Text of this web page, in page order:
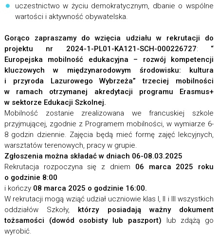
uczestnictwo w życiu demokratycznym, dbanie o wspólne
wartości i aktywność obywatelska.
Gorąco zapraszamy do wzięcia udziału w rekrutacji do
projektu nr 2024-1-PL01-KA121-SCH-000226727: “
Europejska mobilność edukacyjna – rozwój kompetencji
kluczowych w międzynarodowym środowisku: kultura
i przyroda Lazurowego Wybrzeża” trzeciej mobilności
w ramach otrzymanej akredytacji programu Erasmus+
w sektorze Edukacji Szkolnej.
Mobilność zostanie zrealizowana we francuskiej szkole
przyjmującej, zgodnie z Programem mobilności, w wymiarze 6-
8 godzin dziennie. Zajęcia będą mieć formę zajęć lekcyjnych,
warsztatów terenowych, pracy w grupie.
Zgłoszenia można składać w dniach 06-08.03.2025
Rekrutacja rozpoczyna się z dniem 06 marca 2025 roku
o godzinie 8:00
i kończy 08 marca 2025 o godzinie 16:00.
W rekrutacji mogą wziąć udział uczniowie klas I, II i III wszystkich
oddziałów Szkoły, którzy posiadają ważny dokument
tożsamości (dowód osobisty lub paszport) lub zdążą go
wyrobić.